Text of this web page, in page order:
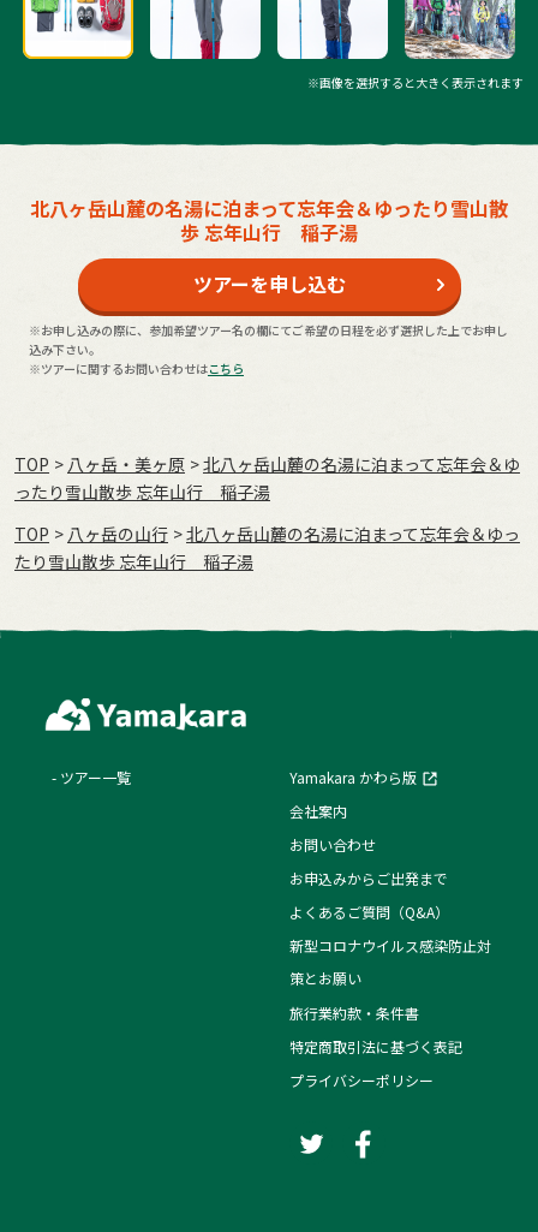
※画像を選択すると大きく表示されます
北八ヶ岳山麓の名湯に泊まって忘年会＆ゆったり雪山散
歩 忘年山行 稲子湯
ツアーを申し込む
※お申し込みの際に、参加希望ツアー名の欄にてご希望の日程を必ず選択した上でお申し
込み下さい。
※ツアーに関するお問い合わせはこちら
TOP 八ヶ岳・美ヶ原
北八ヶ岳山麓の名湯に泊まって忘年会＆ゆ
ったり雪山散歩 忘年山行 稲子湯
TOP
八ヶ岳の山行
北八ヶ岳山麓の名湯に泊まって忘年会＆ゆっ
たり雪山散歩 忘年山行 稲子湯
ツアー一覧
Yamakara かわら版
会社案内
お問い合わせ
お申込みからご出発まで
よくあるご質問（Q&A）
新型コロナウイルス感染防止対
策とお願い
旅行業約款・条件書
特定商取引法に基づく表記
プライバシーポリシー